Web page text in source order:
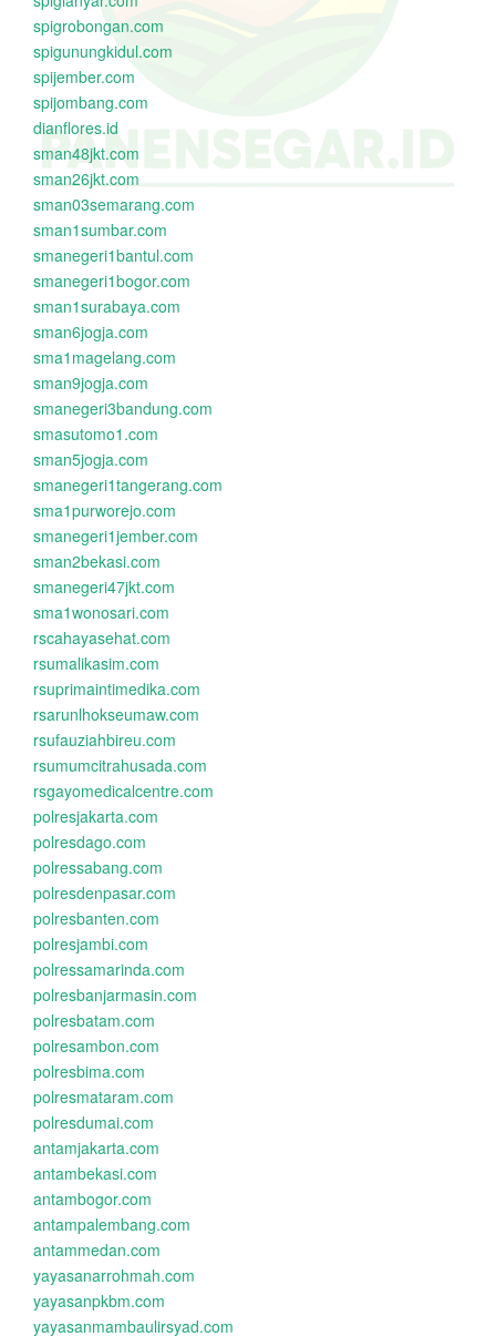
spigrobongan.com
spigunungkidul.com
spijember.com
spijombang.com
dianflores.id
sman48jkt.com
sman26jkt.com
sman03semarang.com
sman1sumbar.com
smanegeri1bantul.com
smanegeri1bogor.com
sman1surabaya.com
sman6jogja.com
sma1magelang.com
sman9jogja.com
smanegeri3bandung.com
smasutomo1.com
sman5jogja.com
smanegeri1tangerang.com
sma1purworejo.com
smanegeri1jember.com
sman2bekasi.com
smanegeri47jkt.com
sma1wonosari.com
rscahayasehat.com
rsumalikasim.com
rsuprimaintimedika.com
rsarunlhokseumaw.com
rsufauziahbireu.com
rsumumcitrahusada.com
rsgayomedicalcentre.com
polresjakarta.com
polresdago.com
polressabang.com
polresdenpasar.com
polresbanten.com
polresjambi.com
polressamarinda.com
polresbanjarmasin.com
polresbatam.com
polresambon.com
polresbima.com
polresmataram.com
polresdumai.com
antamjakarta.com
antambekasi.com
antambogor.com
antampalembang.com
antammedan.com
yayasanarrohmah.com
yayasanpkbm.com
yayasanmambaulirsyad.com